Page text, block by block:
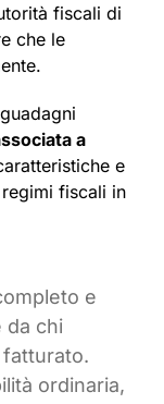
fiscali di
che le
a
e
fiscali in
e
da chi
ordinaria,